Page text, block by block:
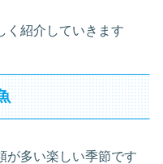
く紹介していきます
が多い楽しい季節です